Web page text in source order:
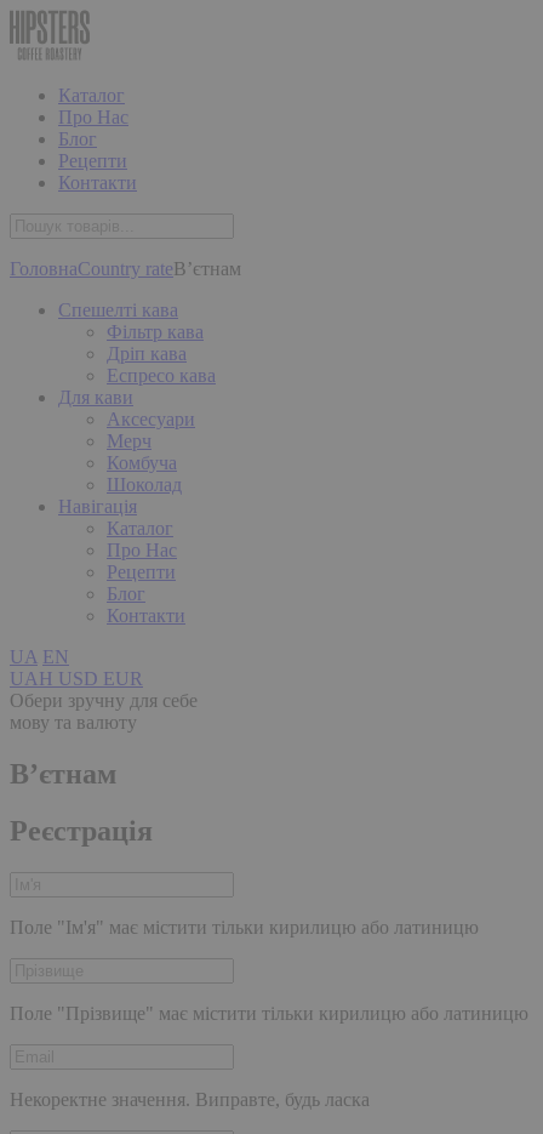
Каталог
Про Нас
Блог
Рецепти
Контакти
ГоловнаCountry rateВ’єтнам
Спешелті кава
Фільтр кава
Дріп кава
Еспресо кава
Для кави
Аксесуари
Мерч
Комбуча
Шоколад
Навігація
Каталог
Про Нас
Рецепти
Блог
Контакти
UA EN
UAH USD EUR
Обери зручну для себе
мову та валюту
В’єтнам
Реєстрація
Поле "Ім'я" має містити тільки кирилицю або латиницю
Поле "Прізвище" має містити тільки кирилицю або латиницю
Некоректне значення. Виправте, будь ласка